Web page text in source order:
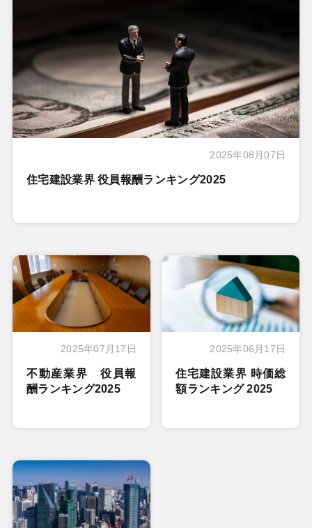
2025年08月07日
住宅建設業界 役員報酬ランキング2025
2025年07月17日
不動産業界 役員報
酬ランキング2025
2025年06月17日
住宅建設業界 時価総
額ランキング 2025